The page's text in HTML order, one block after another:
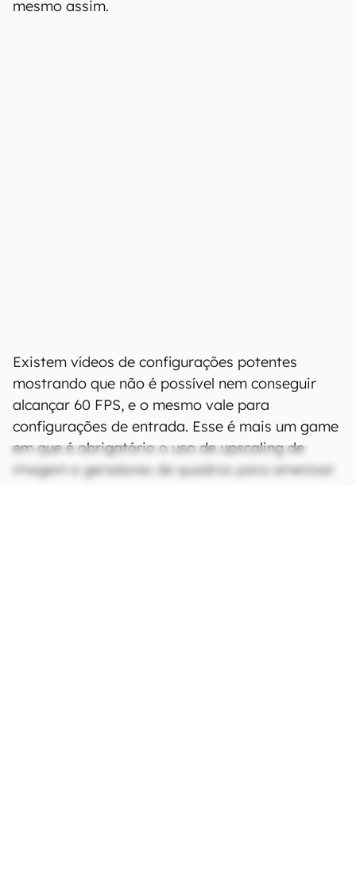
mesmo assim.
Existem vídeos de configurações potentes
mostrando que não é possível nem conseguir
alcançar 60 FPS, e o mesmo vale para
configurações de entrada. Esse é mais um game
em que é obrigatório o uso de upscaling de
imagem e geradores de quadros para amenizar